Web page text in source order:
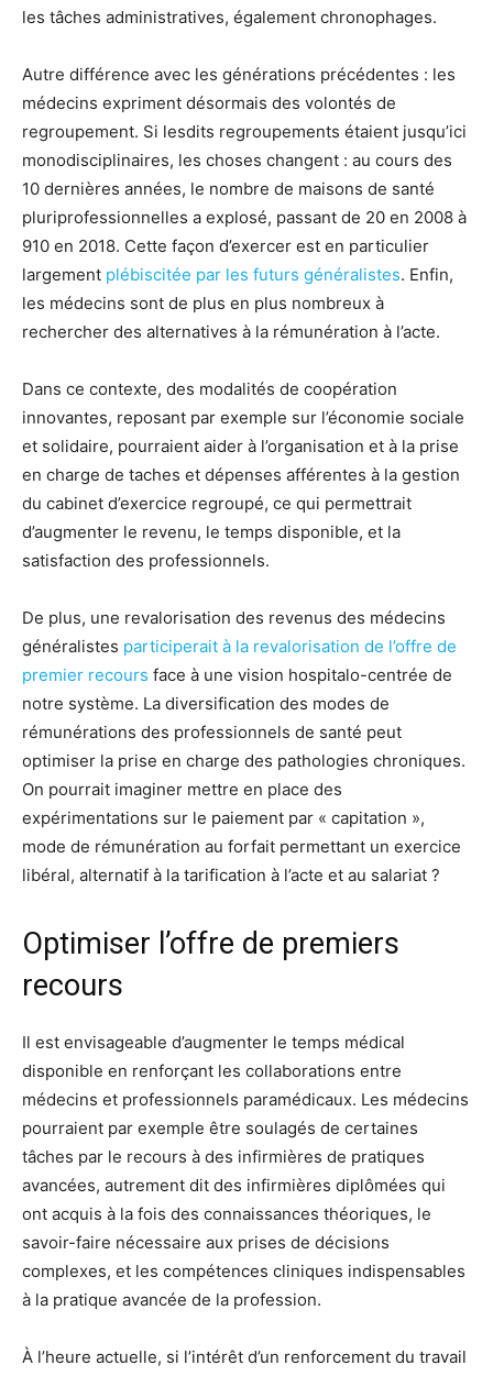
les tâches administratives, également chronophages.
Autre différence avec les générations précédentes : les
médecins expriment désormais des volontés de
regroupement. Si lesdits regroupements étaient jusqu’ici
monodisciplinaires, les choses changent : au cours des
10 dernières années, le nombre de maisons de santé
pluriprofessionnelles a explosé, passant de 20 en 2008 à
910 en 2018. Cette façon d’exercer est en particulier
largement plébiscitée par les futurs généralistes. Enfin,
les médecins sont de plus en plus nombreux à
rechercher des alternatives à la rémunération à l’acte.
Dans ce contexte, des modalités de coopération
innovantes, reposant par exemple sur l’économie sociale
et solidaire, pourraient aider à l’organisation et à la prise
en charge de taches et dépenses afférentes à la gestion
du cabinet d’exercice regroupé, ce qui permettrait
d’augmenter le revenu, le temps disponible, et la
satisfaction des professionnels.
De plus, une revalorisation des revenus des médecins
généralistes participerait à la revalorisation de l’offre de
premier recours face à une vision hospitalo-centrée de
notre système. La diversification des modes de
rémunérations des professionnels de santé peut
optimiser la prise en charge des pathologies chroniques.
On pourrait imaginer mettre en place des
expérimentations sur le paiement par « capitation »,
mode de rémunération au forfait permettant un exercice
libéral, alternatif à la tarification à l’acte et au salariat ?
Optimiser l’offre de premiers
recours
Il est envisageable d’augmenter le temps médical
disponible en renforçant les collaborations entre
médecins et professionnels paramédicaux. Les médecins
pourraient par exemple être soulagés de certaines
tâches par le recours à des infirmières de pratiques
avancées, autrement dit des infirmières diplômées qui
ont acquis à la fois des connaissances théoriques, le
savoir-faire nécessaire aux prises de décisions
complexes, et les compétences cliniques indispensables
à la pratique avancée de la profession.
À l’heure actuelle, si l’intérêt d’un renforcement du travail